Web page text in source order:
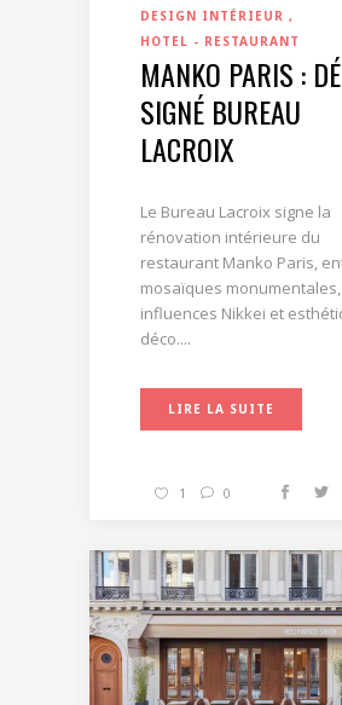
DESIGN INTÉRIEUR
HOTEL - RESTAURANT
MANKO PARIS :
SIGNÉ BUREAU
LACROIX
Le Bureau Lacroix signe la
rénovation intérieure du
restaurant Manko Paris,
mosaïques monumentales,
influences Nikkei et
déco....
LIRE LA SUITE
1 0